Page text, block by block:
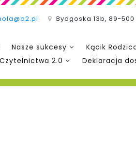
Bydgoska 13b, 89-
Nasze sukcesy
Kącik
2.0 Deklaracja